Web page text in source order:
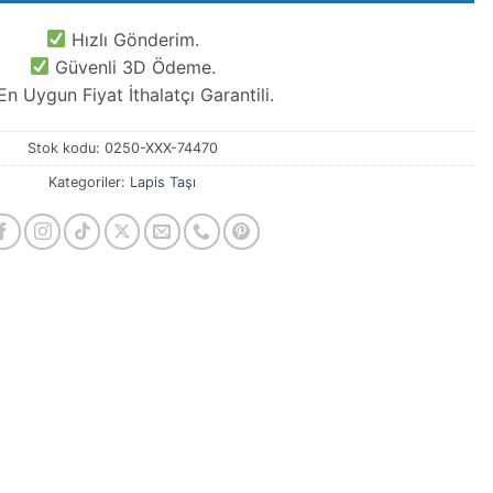
Hızlı Gönderim.
Güvenli 3D Ödeme.
Uygun Fiyat İthalatçı Garantili.
Stok kodu: 0250-XXX-74470
Kategoriler: Lapis Taşı